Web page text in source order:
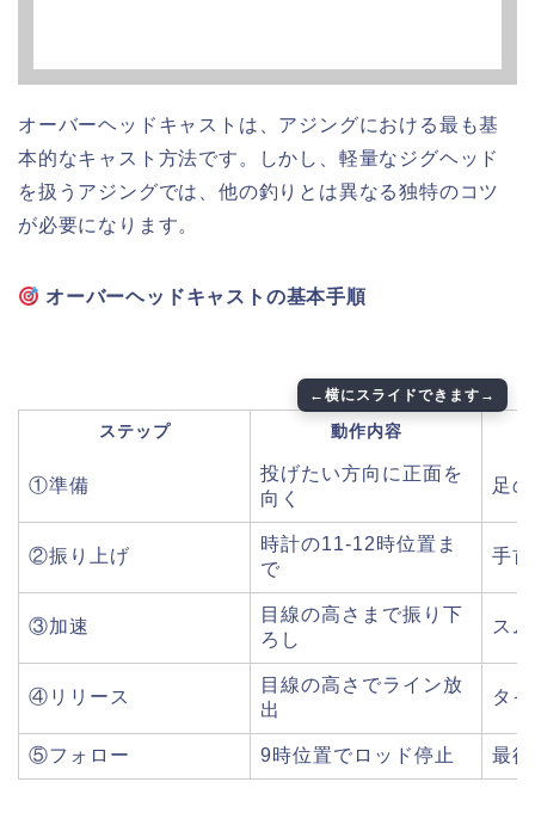
オーバーヘッドキャストは、アジングにおける最も基
本的なキャスト方法です。しかし、軽量なジグヘッド
を扱うアジングでは、他の釣りとは異なる独特のコツ
が必要になります。
オーバーヘッドキャストの基本手順
ステップ 動作内容
①準備
投げたい方向に正面を
向く
足
②振り上げ
時計の11-12時位置ま
で
手
③加速
目線の高さまで振り下
ろし
ス
④リリース
目線の高さでライン放
出
タ
⑤フォロー 9時位置でロッド停止 最